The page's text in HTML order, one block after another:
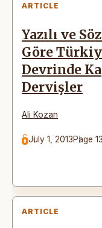
ARTICLE
Yazılı ve
Göre
Devrinde
Dervişler
Ali Kozan
July 1, 2013Page
ARTICLE